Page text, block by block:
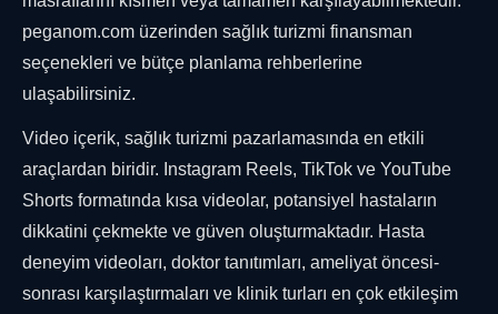
peganom.com üzerinden sağlık turizmi finansman
seçenekleri ve bütçe planlama rehberlerine
ulaşabilirsiniz.
Video içerik, sağlık turizmi pazarlamasında en etkili
araçlardan biridir. Instagram Reels, TikTok ve YouTube
Shorts formatında kısa videolar, potansiyel hastaların
dikkatini çekmekte ve güven oluşturmaktadır. Hasta
deneyim videoları, doktor tanıtımları, ameliyat öncesi-
sonrası karşılaştırmaları ve klinik turları en çok etkileşim